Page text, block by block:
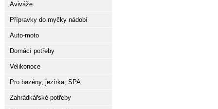
Aviváže
Přípravky do myčky nádobí
Auto-moto
Domácí potřeby
Velikonoce
Pro bazény, jezírka, SPA
Zahrádkářské potřeby